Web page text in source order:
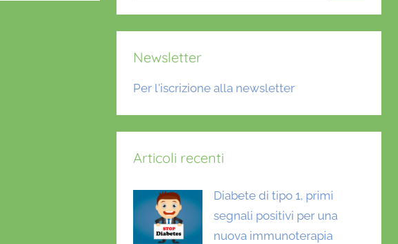
Newsletter
Per l'iscrizione alla newsletter
Articoli recenti
Diabete di tipo 1, primi
segnali positivi per una
nuova immunoterapia